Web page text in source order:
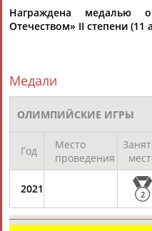
Награждена медалью
Отечеством» II степени (11
Медали
ОЛИМПИЙСКИЕ ИГРЫ
Год
Место
проведения
2021 2